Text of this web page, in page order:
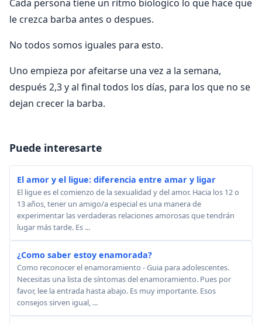
Cada persona tiene un ritmo biologico lo que hace que
le crezca barba antes o despues.
No todos somos iguales para esto.
Uno empieza por afeitarse una vez a la semana,
después 2,3 y al final todos los días, para los que no se
dejan crecer la barba.
Puede interesarte
El amor y el ligue: diferencia entre amar y ligar
El ligue es el comienzo de la sexualidad y del amor. Hacia los 12 o
13 años, tener un amigo/a especial es una manera de
experimentar las verdaderas relaciones amorosas que tendrán
lugar más tarde. Es ...
¿Como saber estoy enamorada?
Como reconocer el enamoramiento - Guia para adolescentes.
Necesitas una lista de síntomas del enamoramiento. Pues por
favor, lee la entrada hasta abajo. Es muy importante. Esos
consejos sirven igual, ...